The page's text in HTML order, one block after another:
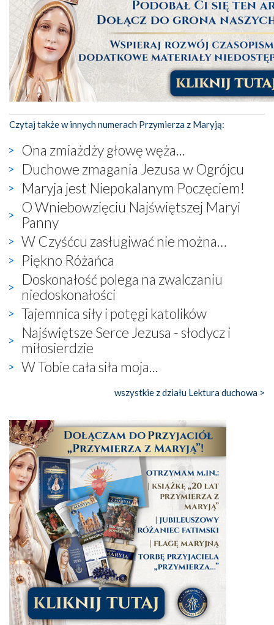
Czytaj także w innych numerach Przymierza z Maryją:
Ona zmiażdży głowę węża...
Duchowe zmagania Jezusa w Ogrójcu
Maryja jest Niepokalanym Poczęciem!
O Wniebowzięciu Najświętszej Maryi
Panny
W Czyśćcu zasługiwać nie można…
Piękno Różańca
Doskonałość polega na zwalczaniu
niedoskonałości
Tajemnica siły i potęgi katolików
Najświętsze Serce Jezusa - słodycz i
miłosierdzie
W Tobie cała siła moja...
wszystkie z działu Lektura duchowa >